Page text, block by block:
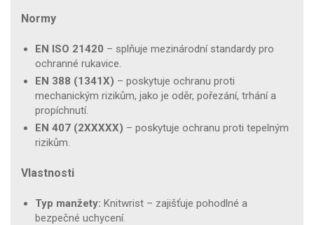
Normy
EN ISO 21420 – splňuje mezinárodní standardy pro
ochranné rukavice.
EN 388 (1341X) – poskytuje ochranu proti
mechanickým rizikům, jako je oděr, pořezání, trhání a
propíchnutí.
EN 407 (2XXXXX) – poskytuje ochranu proti tepelným
rizikům.
Vlastnosti
Typ manžety: Knitwrist – zajišťuje pohodlné a
bezpečné uchycení.